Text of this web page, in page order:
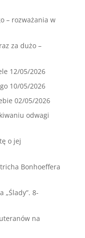
– rozważania w
za dużo –
12/05/2026
10/05/2026
02/05/2026
odwagi
o jej
Bonhoeffera
„Ślady”. 8-
na